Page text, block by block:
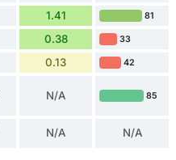
1.41 81
0.38 33
0.13 42
N/A 85
N/A N/A